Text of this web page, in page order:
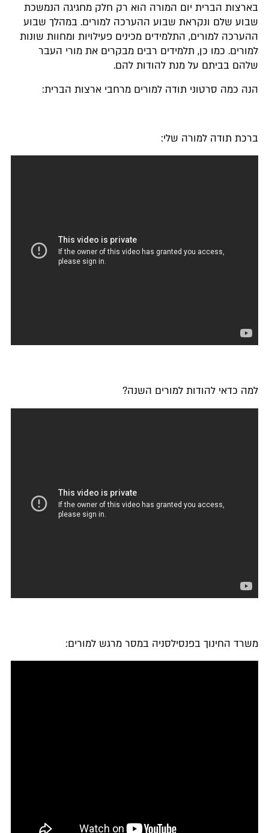
בארצות הברית יום המורה הוא רק חלק מחגיגה הנמשכת
שבוע שלם ונקראת שבוע ההערכה למורים. במהלך שבוע
ההערכה למורים, התלמידים מכינים פעילויות ומחוות שונות
למורים. כמו כן, תלמידים רבים מבקרים את מורי העבר
שלהם בביתם על מנת להודות להם.
הנה כמה סרטוני תודה למורים מרחבי ארצות הברית:
ברכת תודה למורה שלי:
למה כדאי להודות למורים השנה?
משרד החינוך בפנסילסניה במסר מרגש למורים: